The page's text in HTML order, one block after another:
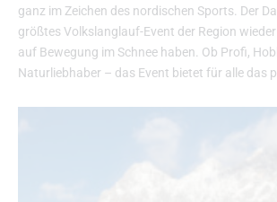
ganz im Zeichen des nordischen Sports. Der
größtes Volkslanglauf-Event der Region
auf Bewegung im Schnee haben. Ob Profi,
Naturliebhaber – das Event bietet für alle das